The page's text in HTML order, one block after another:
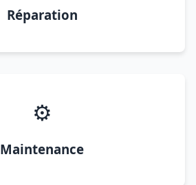
Réparation
⚙️
Maintenance